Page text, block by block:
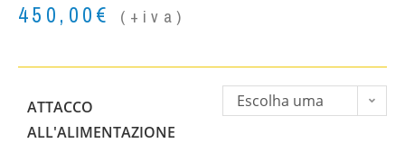
450,00€ (+iva)
ATTACCO
ALL'ALIMENTAZIONE
Escolha uma